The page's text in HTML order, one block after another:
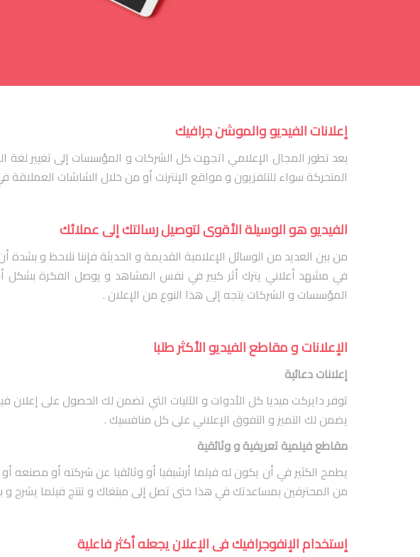
إعلانات الفيديو والموشن جرافيك
بعد تطور المجال الإعلامي اتجهت كل الشركات و المؤسسات إلى تغيير لغة
المتحركة سواء للتلفزيون و مواقع الإنترنت أو من خلال الشاشات
الفيديو هو الوسيلة الأقوى لتوصيل رسالتك إلى عملائك
من بين العديد من الوسائل الإعلامية القديمة و الحديثة فإننا نلاحظ و
في مشهد أعلاني يترك أثر كبير في نفس المشاهد و يوصل الفكرة بشكل
المؤسسات و الشركات يتجه إلى هذا النوع من الإعلان .
الإعلانات و مقاطع الفيديو الأكثر طلبا
إعلانات دعائية
توفر دايركت ميديا كل الأدوات و الآليات التي تضمن لك الحصول على إعلان
يضمن لك التميز و التفوق الإعلاني على كل منافسيك .
مقاطع فيلمية تعريفية و وثائقية
يطمح الكثير في أن يكون له فيلما أرشيفيا أو وثائقيا عن شركته أو
من المحترفين بمساعدتك في هذا حتى تصل إلى مبتغاك و تنتج فيلما يشرح
إستخدام الإنفوجرافيك فى الإعلان يجعله أكثر فاعلية